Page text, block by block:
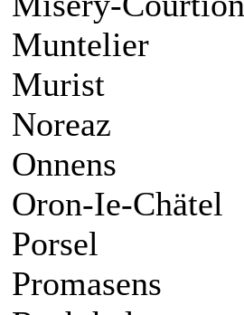
Muntelier
Murist
Noreaz
Onnens
Oron-Ie-Chätel
Porsel
Promasens